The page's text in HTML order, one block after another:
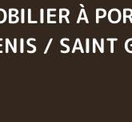
À
/ SAINT